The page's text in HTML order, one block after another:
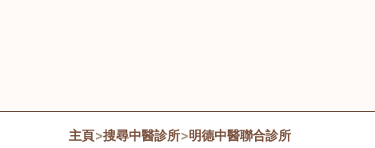
主頁>搜尋中醫診所>明德中醫聯合診所